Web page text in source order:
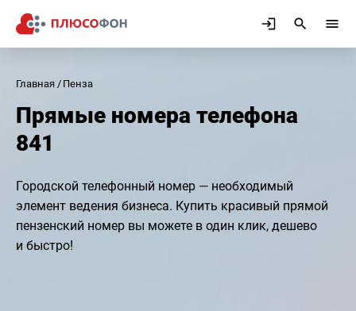
Главная Пенза
Прямые номера телефона
841
Городской телефонный номер — необходимый
элемент ведения бизнеса. Купить красивый прямой
пензенский номер вы можете в один клик, дешево
и быстро!